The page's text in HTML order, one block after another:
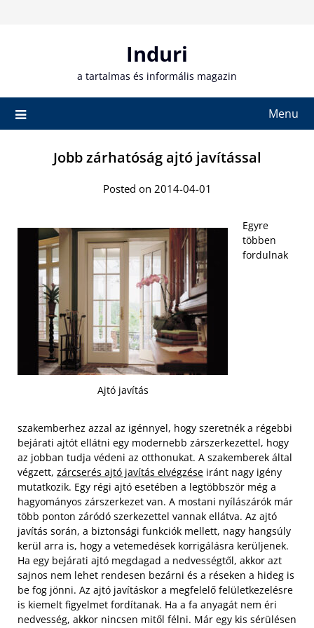
Induri
a tartalmas és informális magazin
Menu
Jobb zárhatóság ajtó javítással
Posted on 2014-04-01
Ajtó javítás
Egyre
többen
fordulnak
szakemberhez azzal az igénnyel, hogy szeretnék a régebbi
bejárati ajtót ellátni egy modernebb zárszerkezettel, hogy
az jobban tudja védeni az otthonukat. A szakemberek által
végzett, zárcserés ajtó javítás elvégzése iránt nagy igény
mutatkozik. Egy régi ajtó esetében a legtöbbször még a
hagyományos zárszerkezet van. A mostani nyílászárók már
több ponton záródó szerkezettel vannak ellátva. Az ajtó
javítás során, a biztonsági funkciók mellett, nagy hangsúly
kerül arra is, hogy a vetemedések korrigálásra kerüljenek.
Ha egy bejárati ajtó megdagad a nedvességtől, akkor azt
sajnos nem lehet rendesen bezárni és a réseken a hideg is
be fog jönni. Az ajtó javításkor a megfelelő felületkezelésre
is kiemelt figyelmet fordítanak. Ha a fa anyagát nem éri
nedvesség, akkor nincsen mitől félni. Már egy kis sérülésen